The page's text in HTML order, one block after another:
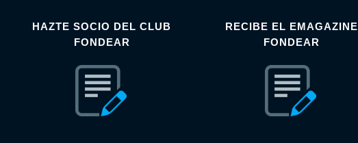
HAZTE SOCIO DEL CLUB
FONDEAR
RECIBE EL EMAGAZINE
FONDEAR